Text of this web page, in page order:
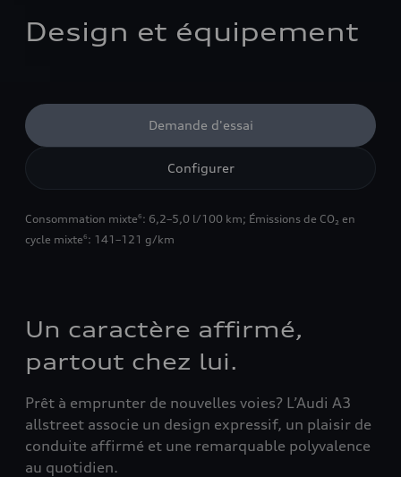
Design et équipement
Demande d'essai
Configurer
Consommation mixte6 : 6,2–5,0 l/100 km; Émissions de CO₂ en
cycle mixte6 : 141–121 g/km
Un caractère affirmé,
partout chez lui.
Prêt à emprunter de nouvelles voies? L’Audi A3
allstreet associe un design expressif, un plaisir de
conduite affirmé et une remarquable polyvalence
au quotidien.